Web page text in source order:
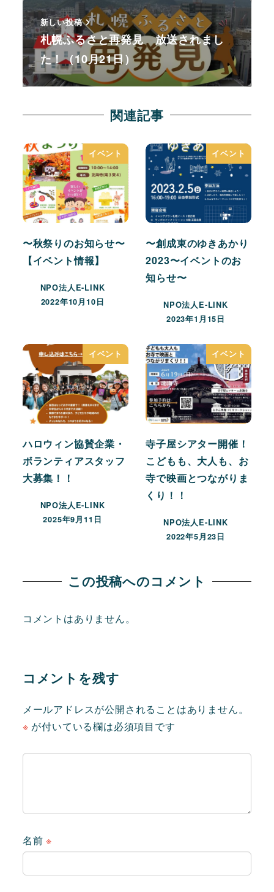
新しい投稿
札幌ふるさと再発見 放送されまし
た！（10月21日）
関連記事
イベント
〜秋祭りのお知らせ〜
【イベント情報】
NPO法人E-LINK
2022年10月10日
イベント
〜創成東のゆきあかり
2023〜イベントのお
知らせ〜
NPO法人E-LINK
2023年1月15日
イベント
ハロウィン協賛企業・
ボランティアスタッフ
大募集！！
NPO法人E-LINK
2025年9月11日
イベント
寺子屋シアター開催！
こどもも、大人も、お
寺で映画とつながりま
くり！！
NPO法人E-LINK
2022年5月23日
この投稿へのコメント
コメントはありません。
コメントを残す
メールアドレスが公開されることはありません。
※ が付いている欄は必須項目です
名前※